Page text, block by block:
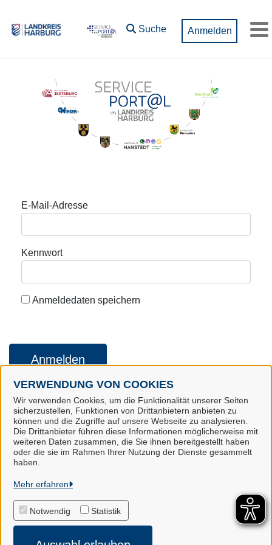
VERWENDUNG VON COOKIES
Wir verwenden Cookies, um die Funktionalität unserer Seiten
sicherzustellen, Funktionen von Drittanbietern anbieten zu
können und die Zugriffe auf unsere Webseite zu analysieren.
Die Drittanbieter führen diese Informationen möglicherweise mit
weiteren Daten zusammen, die Sie ihnen bereitgestellt haben
oder die sie im Rahmen Ihrer Nutzung der Dienste gesammelt
haben.
Mehr erfahren
Notwendig Statistik
Suche Anmelden
Anmeldung
E-Mail-Adresse
Kennwort
Anmeldedaten speichern
Anmelden
Konto erstellen Kennwort vergessen
Landkreis Harburg
Alle Rechte vorbehalten